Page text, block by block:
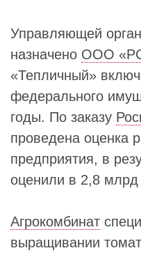
Управляющей
назначено ООО
«Тепличный»
федерального
годы. По заказу
проведена оценка
предприятия, в
оценили в 2,8 млрд
Агрокомбинат
выращивании